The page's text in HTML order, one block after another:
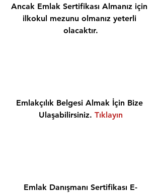
Ancak Emlak Sertifikası Almanız için
ilkokul mezunu olmanız yeterli
olacaktır.
Emlakçılık Belgesi Almak İçin Bize
Ulaşabilirsiniz. Tıklayın
Emlak Danışmanı Sertifikası E-